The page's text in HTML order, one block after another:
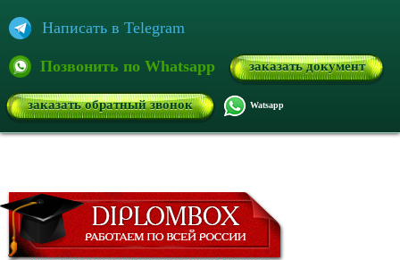
Написать в Telegram
Позвонить по Whatsapp заказать документ
заказать обратный звонок Watsapp